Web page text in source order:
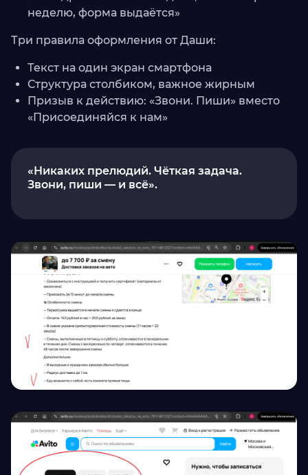
неделю, форма выдаётся»
Три правила оформления от Даши:
Текст на один экран смартфона
Структура столбиком, важное жирным
Призыв к действию: «Звони. Пиши» вместо
«Присоединяйся к нам»
«Никаких прелюдий. Чёткая задача.
Звони, пиши — и всё».